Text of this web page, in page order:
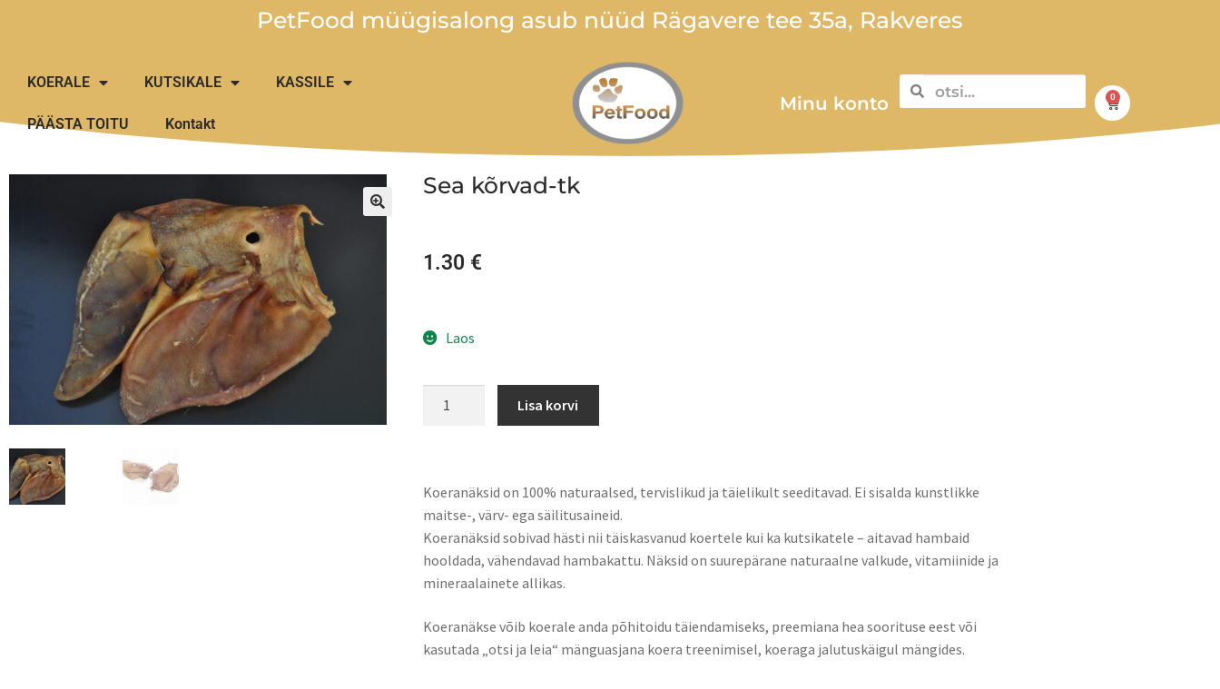
PetFood müügisalong asub nüüd Rägavere tee 35a, Rakveres
KOERALE KUTSIKALE KASSILE
PÄÄSTA TOITU Kontakt
Minu konto 0
Sea kõrvad-tk
1.30 €
Laos
Lisa korvi
Koeranäksid on 100% naturaalsed, tervislikud ja täielikult seeditavad. Ei sisalda kunstlikke
maitse-, värv- ega säilitusaineid.
Koeranäksid sobivad hästi nii täiskasvanud koertele kui ka kutsikatele – aitavad hambaid
hooldada, vähendavad hambakattu. Näksid on suurepärane naturaalne valkude, vitamiinide ja
mineraalainete allikas.
Koeranäkse võib koerale anda põhitoidu täiendamiseks, preemiana hea soorituse eest või
kasutada „otsi ja leia“ mänguasjana koera treenimisel, koeraga jalutuskäigul mängides.